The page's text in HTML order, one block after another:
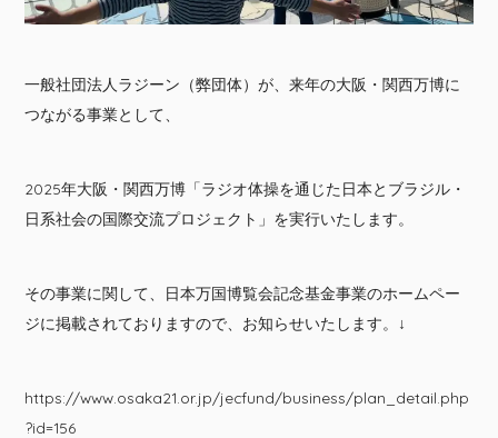
一般社団法人ラジーン（弊団体）が、来年の大阪・関西万博に
つながる事業として、
2025年大阪・関西万博「ラジオ体操を通じた日本とブラジル・
日系社会の国際交流プロジェクト」を実行いたします。
その事業に関して、日本万国博覧会記念基金事業のホームペー
ジに掲載されておりますので、お知らせいたします。↓
https://www.osaka21.or.jp/jecfund/business/plan_detail.php
?id=156